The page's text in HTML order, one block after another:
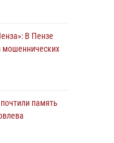
В Пензе
мошеннических
память